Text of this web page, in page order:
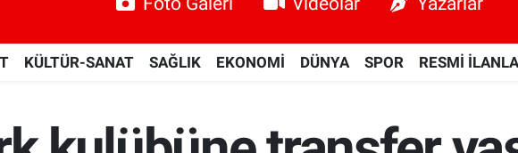
KÜLTÜR-SANAT SAĞLIK EKONOMİ DÜNYA SPOR RESMİ